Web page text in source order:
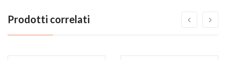
Prodotti correlati